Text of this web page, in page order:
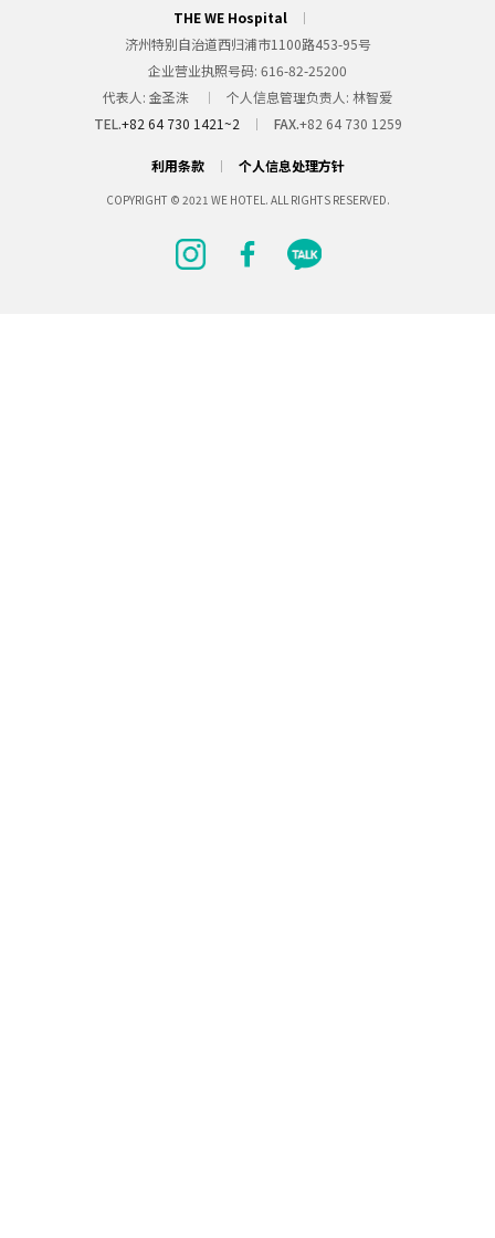
THE WE Hospital
济州特别自治道西归浦市1100路453-95号
企业营业执照号码 616-82-25200
代表人 金圣洙 个人信息管理负责人 林智爱
TEL.+82 64 730 1421~2 FAX.+82 64 730 1259
利用条款 个人信息处理方针
COPYRIGHT © 2021 WE HOTEL. ALL RIGHTS RESERVED.